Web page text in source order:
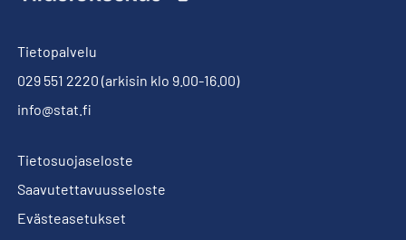
Tietopalvelu
029 551 2220 (arkisin klo 9.00-16.00)
info@stat.fi
Tietosuojaseloste
Saavutettavuusseloste
Evästeasetukset